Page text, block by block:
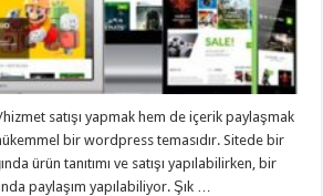
satışı yapmak hem de içerik paylaşmak
bir wordpress temasıdır. Sitede bir
ürün tanıtımı ve satışı yapılabilirken, bir
paylaşım yapılabiliyor. Şık …